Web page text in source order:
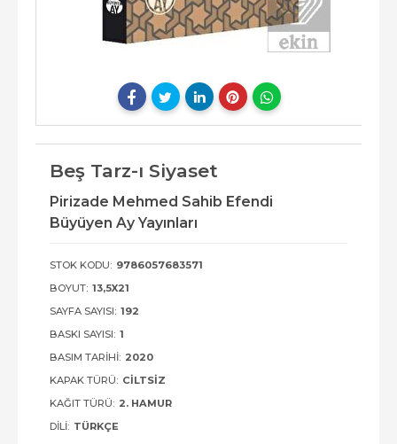
Beş Tarz-ı Siyaset
Pirizade Mehmed Sahib Efendi
Büyüyen Ay Yayınları
STOK KODU: 9786057683571
BOYUT: 13,5X21
SAYFA SAYISI: 192
BASKI SAYISI: 1
BASIM TARIHI: 2020
KAPAK TÜRÜ: CILTSIZ
KAĞIT TÜRÜ: 2. HAMUR
DILI: TÜRKÇE